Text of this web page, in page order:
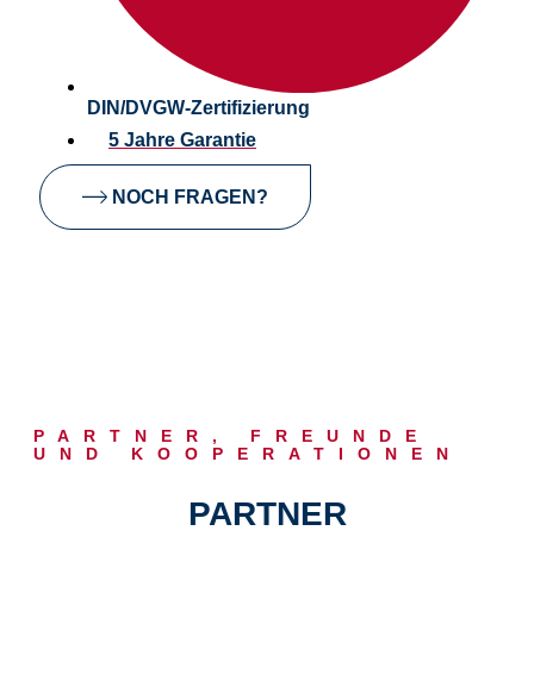
DIN/DVGW-Zertifizierung
5 Jahre Garantie
NOCH FRAGEN?
PARTNER, FREUNDE
UND KOOPERATIONEN
PARTNER